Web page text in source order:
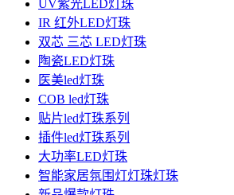
UV紫光LED灯珠
IR 红外LED灯珠
双芯 三芯 LED灯珠
陶瓷LED灯珠
医美led灯珠
COB led灯珠
贴片led灯珠系列
插件led灯珠系列
大功率LED灯珠
智能家居氛围灯灯珠灯珠